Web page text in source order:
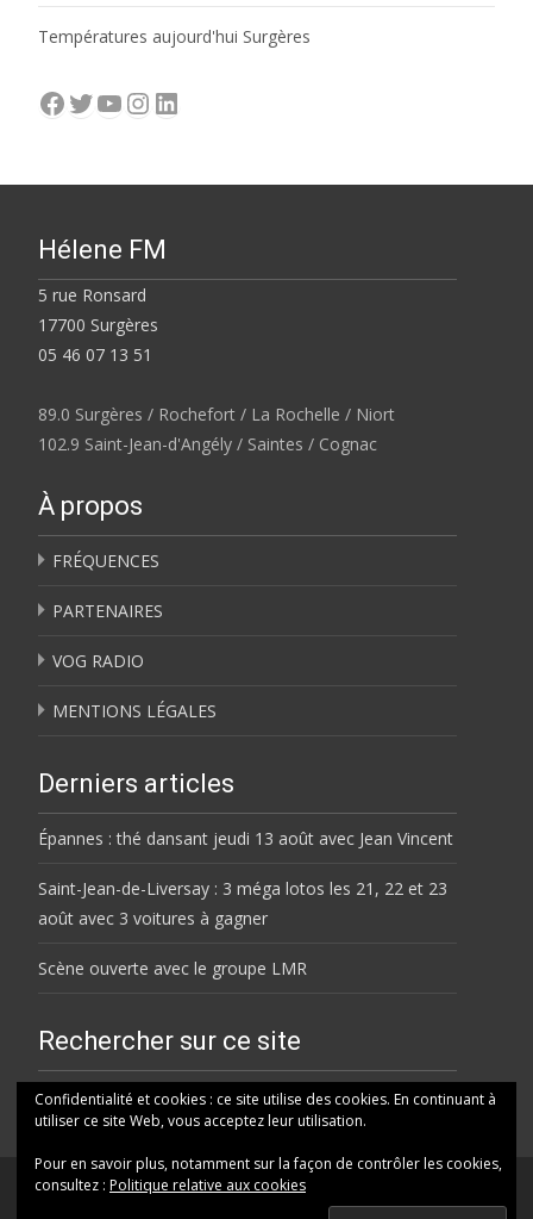
Températures aujourd'hui Surgères
Facebook
Twitter
YouTube
Instagram
LinkedIn
Hélene FM
5 rue Ronsard
17700 Surgères
05 46 07 13 51
89.0 Surgères / Rochefort / La Rochelle / Niort
102.9 Saint-Jean-d'Angély / Saintes / Cognac
À propos
FRÉQUENCES
PARTENAIRES
VOG RADIO
MENTIONS LÉGALES
Derniers articles
Épannes : thé dansant jeudi 13 août avec Jean Vincent
Saint-Jean-de-Liversay : 3 méga lotos les 21, 22 et 23
août avec 3 voitures à gagner
Scène ouverte avec le groupe LMR
Rechercher sur ce site
Rechercher
Confidentialité et cookies : ce site utilise des cookies. En continuant à
utiliser ce site Web, vous acceptez leur utilisation.
Pour en savoir plus, notamment sur la façon de contrôler les cookies,
consultez : Politique relative aux cookies